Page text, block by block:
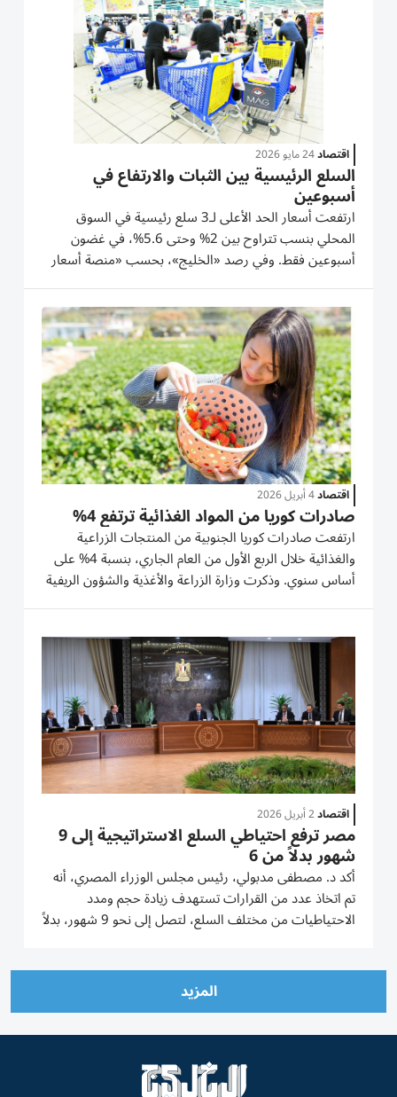
اقتصاد24 مايو 2026
السلع الرئيسية بين الثبات والارتفاع في
أسبوعين
ارتفعت أسعار الحد الأعلى لـ3 سلع رئيسية في السوق
المحلي بنسب تتراوح بين 2% وحتى 5.6%، في غضون
أسبوعين فقط. وفي رصد «الخليج»، بحسب «منصة أسعار
السلع الرئيسية» التابعة لـ«وزارة الاقتصاد والسياحة»،
ارتفعت أسعار الحدود العليا، لسلع: البيض بنسبة 2.6%،
والدجاج الطازج 2%، والألبان 5.6%....
اقتصاد4 أبريل 2026
صادرات كوريا من المواد الغذائية ترتفع 4%
ارتفعت صادرات كوريا الجنوبية من المنتجات الزراعية
والغذائية خلال الربع الأول من العام الجاري، بنسبة 4% على
أساس سنوي. وذكرت وزارة الزراعة والأغذية والشؤون الريفية
بكوريا الجنوبية، في بيانات حديثة أصدرتها السبت، أن ارتفاع
اقتصاد2 أبريل 2026
مصر ترفع احتياطي السلع الاستراتيجية إلى 9
شهور بدلاً من 6
أكد د. مصطفى مدبولي، رئيس مجلس الوزراء المصري، أنه
تم اتخاذ عدد من القرارات تستهدف زيادة حجم ومدد
الاحتياطيات من مختلف السلع، لتصل إلى نحو 9 شهور، بدلاً
المزيد